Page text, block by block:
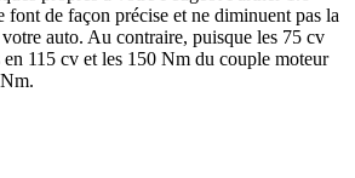
de façon précise et ne diminuent pas la
auto. Au contraire, puisque les 75 cv
115 cv et les 150 Nm du couple moteur